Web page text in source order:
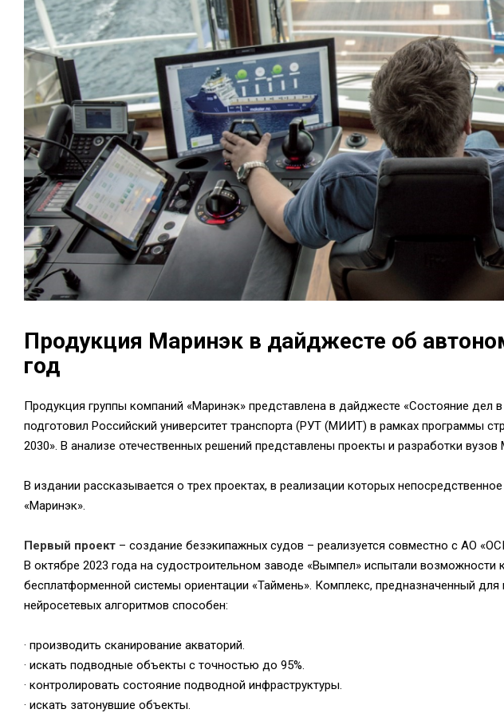
Продукция Маринэк в дайджесте об
год
Продукция группы компаний «Маринэк» представлена в дайджесте «Состояние дел
подготовил Российский университет транспорта (РУТ (МИИТ) в рамках программы
2030». В анализе отечественных решений представлены проекты и разработки
В издании рассказывается о трех проектах, в реализации которых
«Маринэк».
Первый проект – создание безэкипажных судов – реализуется совместно с АО
В октябре 2023 года на судостроительном заводе «Вымпел» испытали
бесплатформенной системы ориентации «Таймень». Комплекс, предназначенный
нейросетевых алгоритмов способен:
· производить сканирование акваторий.
· искать подводные объекты с точностью до 95%.
· контролировать состояние подводной инфраструктуры.
· искать затонувшие объекты.